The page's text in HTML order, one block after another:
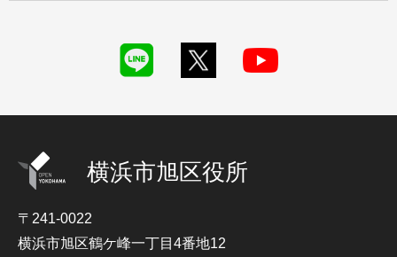
横浜市旭区役所
〒241-0022
横浜市旭区鶴ケ峰一丁目4番地12